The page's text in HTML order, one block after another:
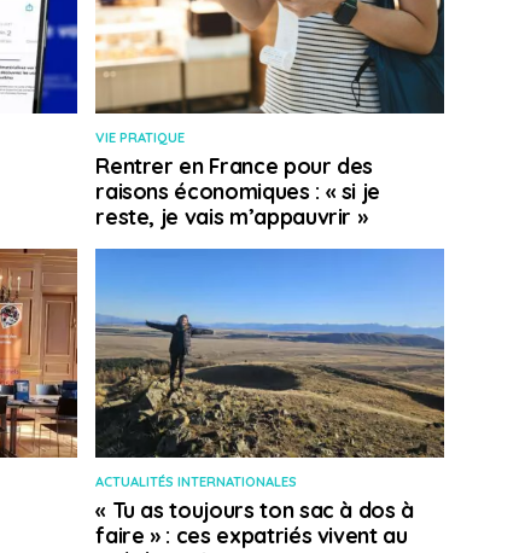
VIE PRATIQUE
Rentrer en France pour des
raisons économiques : « si je
reste, je vais m’appauvrir »
ACTUALITÉS INTERNATIONALES
« Tu as toujours ton sac à dos à
faire » : ces expatriés vivent au